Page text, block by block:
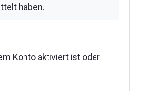
haben.
Konto aktiviert ist oder